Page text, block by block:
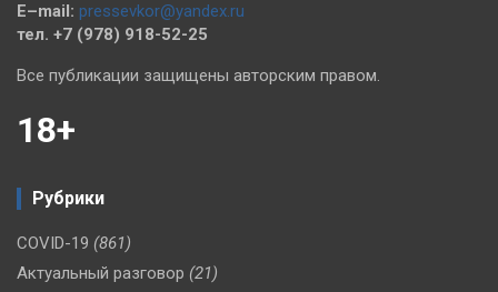
E–mail: pressevkor@yandex.ru
тел. +7 (978) 918-52-25
Все публикации защищены авторским правом.
18+
Рубрики
COVID-19 (861)
Актуальный разговор (21)